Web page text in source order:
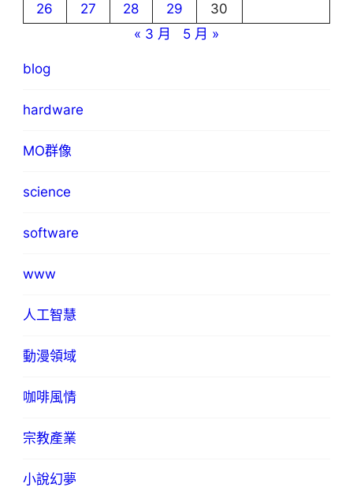
26
27 28 29
30
« 3 月
5 月 »
blog
hardware
MO群像
science
software
www
人工智慧
動漫領域
咖啡風情
宗教產業
小說幻夢